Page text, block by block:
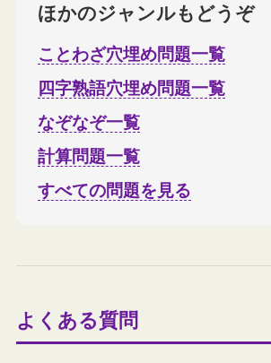
ほかのジャンルもどうぞ
ことわざ穴埋め問題一覧
四字熟語穴埋め問題一覧
なぞなぞ一覧
計算問題一覧
すべての問題を見る
よくある質問